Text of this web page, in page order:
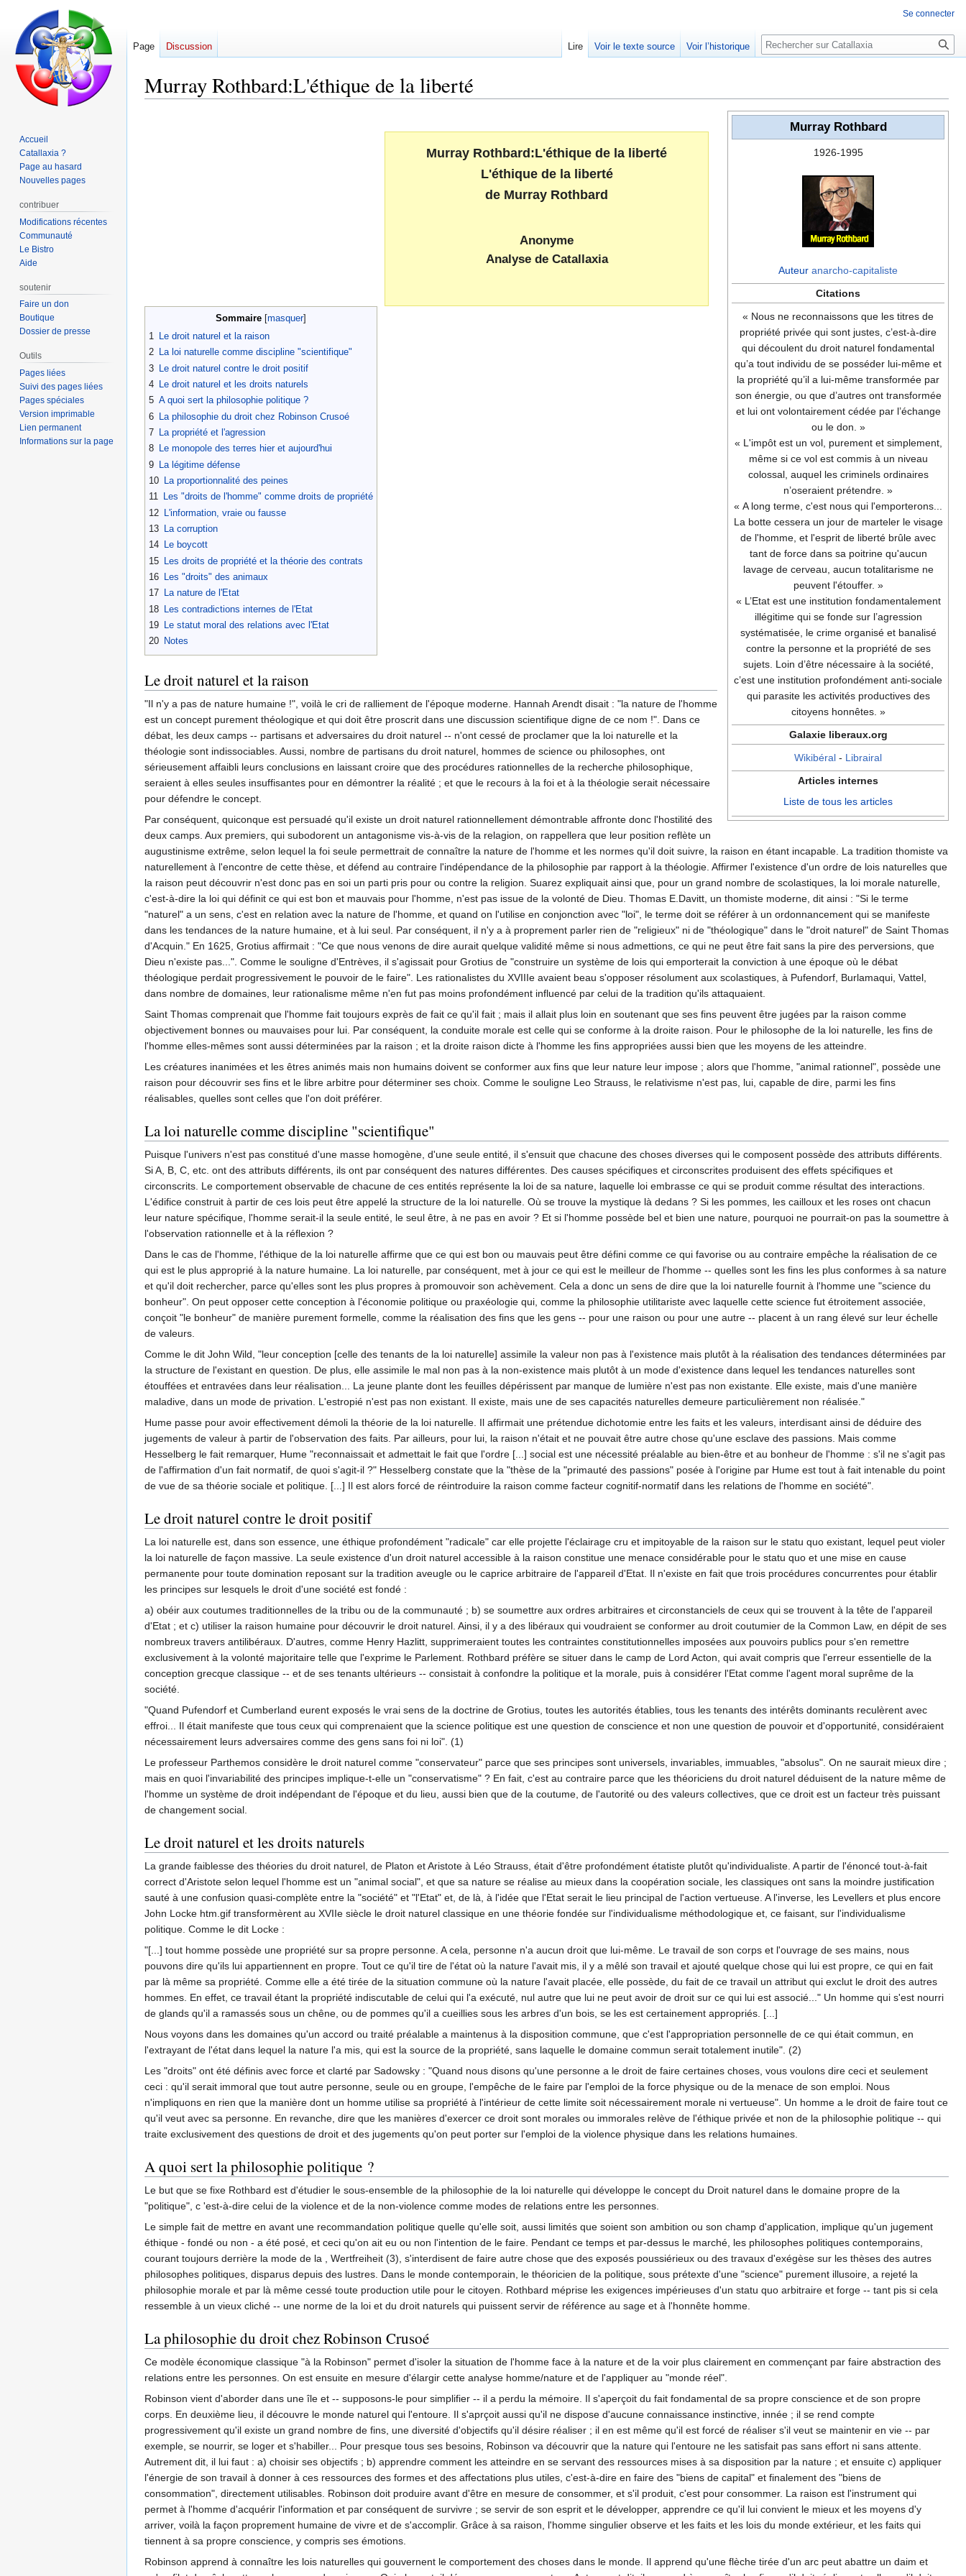
Murray Rothbard:L'éthique de la liberté
Murray Rothbard
1926-1995
Auteur anarcho-capitaliste
Citations
« Nous ne reconnaissons que les titres de
propriété privée qui sont justes, c’est-à-dire
qui découlent du droit naturel fondamental
qu’a tout individu de se posséder lui-même et
la propriété qu’il a lui-même transformée par
son énergie, ou que d’autres ont transformée
et lui ont volontairement cédée par l’échange
ou le don. »
« L'impôt est un vol, purement et simplement,
même si ce vol est commis à un niveau
colossal, auquel les criminels ordinaires
n’oseraient prétendre. »
« A long terme, c'est nous qui l'emporterons...
La botte cessera un jour de marteler le visage
de l'homme, et l'esprit de liberté brûle avec
tant de force dans sa poitrine qu'aucun
lavage de cerveau, aucun totalitarisme ne
peuvent l'étouffer. »
« L’Etat est une institution fondamentalement
illégitime qui se fonde sur l’agression
systématisée, le crime organisé et banalisé
contre la personne et la propriété de ses
sujets. Loin d’être nécessaire à la société,
c’est une institution profondément anti-sociale
qui parasite les activités productives des
citoyens honnêtes. »
Galaxie liberaux.org
Wikibéral - Librairal
Articles internes
Liste de tous les articles
Murray Rothbard:L'éthique de la liberté
L'éthique de la liberté
de Murray Rothbard
Anonyme
Analyse de Catallaxia
Sommaire
1 Le droit naturel et la raison
2 La loi naturelle comme discipline "scientifique"
3 Le droit naturel contre le droit positif
4
Le droit naturel et les droits naturels
5 A quoi sert la philosophie politique ?
6 La philosophie du droit chez Robinson Crusoé
7
La propriété et l'agression
8 Le monopole des terres hier et aujourd'hui
9 La légitime défense
10
La proportionnalité des peines
11 Les "droits de l'homme" comme droits de propriété
12 L'information, vraie ou fausse
13
La corruption
14 Le boycott
15 Les droits de propriété et la théorie des contrats
16
Les "droits" des animaux
17 La nature de l'Etat
18 Les contradictions internes de l'Etat
19
Le statut moral des relations avec l'Etat
20 Notes
Le droit naturel et la raison
"Il n'y a pas de nature humaine !", voilà le cri de ralliement de l'époque moderne. Hannah Arendt disait : "la nature de l'homme
est un concept purement théologique et qui doit être proscrit dans une discussion scientifique digne de ce nom !". Dans ce
débat, les deux camps -- partisans et adversaires du droit naturel -- n'ont cessé de proclamer que la loi naturelle et la
théologie sont indissociables. Aussi, nombre de partisans du droit naturel, hommes de science ou philosophes, ont
sérieusement affaibli leurs conclusions en laissant croire que des procédures rationnelles de la recherche philosophique,
seraient à elles seules insuffisantes pour en démontrer la réalité ; et que le recours à la foi et à la théologie serait nécessaire
pour défendre le concept.
Par conséquent, quiconque est persuadé qu'il existe un droit naturel rationnellement démontrable affronte donc l'hostilité des
deux camps. Aux premiers, qui subodorent un antagonisme vis-à-vis de la relagion, on rappellera que leur position reflète un
augustinisme extrême, selon lequel la foi seule permettrait de connaître la nature de l'homme et les normes qu'il doit suivre, la raison en étant incapable. La tradition thomiste va
naturellement à l'encontre de cette thèse, et défend au contraire l'indépendance de la philosophie par rapport à la théologie. Affirmer l'existence d'un ordre de lois naturelles que
la raison peut découvrir n'est donc pas en soi un parti pris pour ou contre la religion. Suarez expliquait ainsi que, pour un grand nombre de scolastiques, la loi morale naturelle,
c'est-à-dire la loi qui définit ce qui est bon et mauvais pour l'homme, n'est pas issue de la volonté de Dieu. Thomas E.Davitt, un thomiste moderne, dit ainsi : "Si le terme
"naturel" a un sens, c'est en relation avec la nature de l'homme, et quand on l'utilise en conjonction avec "loi", le terme doit se référer à un ordonnancement qui se manifeste
dans les tendances de la nature humaine, et à lui seul. Par conséquent, il n'y a à proprement parler rien de "religieux" ni de "théologique" dans le "droit naturel" de Saint Thomas
d'Acquin." En 1625, Grotius affirmait : "Ce que nous venons de dire aurait quelque validité même si nous admettions, ce qui ne peut être fait sans la pire des perversions, que
Dieu n'existe pas...". Comme le souligne d'Entrèves, il s'agissait pour Grotius de "construire un système de lois qui emporterait la conviction à une époque où le débat
théologique perdait progressivement le pouvoir de le faire". Les rationalistes du XVIIIe avaient beau s'opposer résolument aux scolastiques, à Pufendorf, Burlamaqui, Vattel,
dans nombre de domaines, leur rationalisme même n'en fut pas moins profondément influencé par celui de la tradition qu'ils attaquaient.
Saint Thomas comprenait que l'homme fait toujours exprès de fait ce qu'il fait ; mais il allait plus loin en soutenant que ses fins peuvent être jugées par la raison comme
objectivement bonnes ou mauvaises pour lui. Par conséquent, la conduite morale est celle qui se conforme à la droite raison. Pour le philosophe de la loi naturelle, les fins de
l'homme elles-mêmes sont aussi déterminées par la raison ; et la droite raison dicte à l'homme les fins appropriées aussi bien que les moyens de les atteindre.
Les créatures inanimées et les êtres animés mais non humains doivent se conformer aux fins que leur nature leur impose ; alors que l'homme, "animal rationnel", possède une
raison pour découvrir ses fins et le libre arbitre pour déterminer ses choix. Comme le souligne Leo Strauss, le relativisme n'est pas, lui, capable de dire, parmi les fins
réalisables, quelles sont celles que l'on doit préférer.
La loi naturelle comme discipline "scientifique"
Puisque l'univers n'est pas constitué d'une masse homogène, d'une seule entité, il s'ensuit que chacune des choses diverses qui le composent possède des attributs différents.
Si A, B, C, etc. ont des attributs différents, ils ont par conséquent des natures différentes. Des causes spécifiques et circonscrites produisent des effets spécifiques et
circonscrits. Le comportement observable de chacune de ces entités représente la loi de sa nature, laquelle loi embrasse ce qui se produit comme résultat des interactions.
L'édifice construit à partir de ces lois peut être appelé la structure de la loi naturelle. Où se trouve la mystique là dedans ? Si les pommes, les cailloux et les roses ont chacun
leur nature spécifique, l'homme serait-il la seule entité, le seul être, à ne pas en avoir ? Et si l'homme possède bel et bien une nature, pourquoi ne pourrait-on pas la soumettre à
l'observation rationnelle et à la réflexion ?
Dans le cas de l'homme, l'éthique de la loi naturelle affirme que ce qui est bon ou mauvais peut être défini comme ce qui favorise ou au contraire empêche la réalisation de ce
qui est le plus approprié à la nature humaine. La loi naturelle, par conséquent, met à jour ce qui est le meilleur de l'homme -- quelles sont les fins les plus conformes à sa nature
et qu'il doit rechercher, parce qu'elles sont les plus propres à promouvoir son achèvement. Cela a donc un sens de dire que la loi naturelle fournit à l'homme une "science du
bonheur". On peut opposer cette conception à l'économie politique ou praxéologie qui, comme la philosophie utilitariste avec laquelle cette science fut étroitement associée,
conçoit "le bonheur" de manière purement formelle, comme la réalisation des fins que les gens -- pour une raison ou pour une autre -- placent à un rang élevé sur leur échelle
de valeurs.
Comme le dit John Wild, "leur conception [celle des tenants de la loi naturelle] assimile la valeur non pas à l'existence mais plutôt à la réalisation des tendances déterminées par
la structure de l'existant en question. De plus, elle assimile le mal non pas à la non-existence mais plutôt à un mode d'existence dans lequel les tendances naturelles sont
étouffées et entravées dans leur réalisation... La jeune plante dont les feuilles dépérissent par manque de lumière n'est pas non existante. Elle existe, mais d'une manière
maladive, dans un mode de privation. L'estropié n'est pas non existant. Il existe, mais une de ses capacités naturelles demeure particulièrement non réalisée."
Hume passe pour avoir effectivement démoli la théorie de la loi naturelle. Il affirmait une prétendue dichotomie entre les faits et les valeurs, interdisant ainsi de déduire des
jugements de valeur à partir de l'observation des faits. Par ailleurs, pour lui, la raison n'était et ne pouvait être autre chose qu'une esclave des passions. Mais comme
Hesselberg le fait remarquer, Hume "reconnaissait et admettait le fait que l'ordre [...] social est une nécessité préalable au bien-être et au bonheur de l'homme : s'il ne s'agit pas
de l'affirmation d'un fait normatif, de quoi s'agit-il ?" Hesselberg constate que la "thèse de la "primauté des passions" posée à l'origine par Hume est tout à fait intenable du point
de vue de sa théorie sociale et politique. [...] Il est alors forcé de réintroduire la raison comme facteur cognitif-normatif dans les relations de l'homme en société".
Le droit naturel contre le droit positif
La loi naturelle est, dans son essence, une éthique profondément "radicale" car elle projette l'éclairage cru et impitoyable de la raison sur le statu quo existant, lequel peut violer
la loi naturelle de façon massive. La seule existence d'un droit naturel accessible à la raison constitue une menace considérable pour le statu quo et une mise en cause
permanente pour toute domination reposant sur la tradition aveugle ou le caprice arbitraire de l'appareil d'Etat. Il n'existe en fait que trois procédures concurrentes pour établir
les principes sur lesquels le droit d'une société est fondé :
a) obéir aux coutumes traditionnelles de la tribu ou de la communauté ; b) se soumettre aux ordres arbitraires et circonstanciels de ceux qui se trouvent à la tête de l'appareil
d'Etat ; et c) utiliser la raison humaine pour découvrir le droit naturel. Ainsi, il y a des libéraux qui voudraient se conformer au droit coutumier de la Common Law, en dépit de ses
nombreux travers antilibéraux. D'autres, comme Henry Hazlitt, supprimeraient toutes les contraintes constitutionnelles imposées aux pouvoirs publics pour s'en remettre
exclusivement à la volonté majoritaire telle que l'exprime le Parlement. Rothbard préfère se situer dans le camp de Lord Acton, qui avait compris que l'erreur essentielle de la
conception grecque classique -- et de ses tenants ultérieurs -- consistait à confondre la politique et la morale, puis à considérer l'Etat comme l'agent moral suprême de la
société.
"Quand Pufendorf et Cumberland eurent exposés le vrai sens de la doctrine de Grotius, toutes les autorités établies, tous les tenants des intérêts dominants reculèrent avec
effroi... Il était manifeste que tous ceux qui comprenaient que la science politique est une question de conscience et non une question de pouvoir et d'opportunité, considéraient
nécessairement leurs adversaires comme des gens sans foi ni loi". (1)
Le professeur Parthemos considère le droit naturel comme "conservateur" parce que ses principes sont universels, invariables, immuables, "absolus". On ne saurait mieux dire ;
mais en quoi l'invariabilité des principes implique-t-elle un "conservatisme" ? En fait, c'est au contraire parce que les théoriciens du droit naturel déduisent de la nature même de
l'homme un système de droit indépendant de l'époque et du lieu, aussi bien que de la coutume, de l'autorité ou des valeurs collectives, que ce droit est un facteur très puissant
de changement social.
Le droit naturel et les droits naturels
La grande faiblesse des théories du droit naturel, de Platon et Aristote à Léo Strauss, était d'être profondément étatiste plutôt qu'individualiste. A partir de l'énoncé tout-à-fait
correct d'Aristote selon lequel l'homme est un "animal social", et que sa nature se réalise au mieux dans la coopération sociale, les classiques ont sans la moindre justification
sauté à une confusion quasi-complète entre la "société" et "l'Etat" et, de là, à l'idée que l'Etat serait le lieu principal de l'action vertueuse. A l'inverse, les Levellers et plus encore
John Locke htm.gif transformèrent au XVIIe siècle le droit naturel classique en une théorie fondée sur l'individualisme méthodologique et, ce faisant, sur l'individualisme
politique. Comme le dit Locke :
"[...] tout homme possède une propriété sur sa propre personne. A cela, personne n'a aucun droit que lui-même. Le travail de son corps et l'ouvrage de ses mains, nous
pouvons dire qu'ils lui appartiennent en propre. Tout ce qu'il tire de l'état où la nature l'avait mis, il y a mêlé son travail et ajouté quelque chose qui lui est propre, ce qui en fait
par là même sa propriété. Comme elle a été tirée de la situation commune où la nature l'avait placée, elle possède, du fait de ce travail un attribut qui exclut le droit des autres
hommes. En effet, ce travail étant la propriété indiscutable de celui qui l'a exécuté, nul autre que lui ne peut avoir de droit sur ce qui lui est associé..." Un homme qui s'est nourri
de glands qu'il a ramassés sous un chêne, ou de pommes qu'il a cueillies sous les arbres d'un bois, se les est certainement appropriés. [...]
Nous voyons dans les domaines qu'un accord ou traité préalable a maintenus à la disposition commune, que c'est l'appropriation personnelle de ce qui était commun, en
l'extrayant de l'état dans lequel la nature l'a mis, qui est la source de la propriété, sans laquelle le domaine commun serait totalement inutile". (2)
Les "droits" ont été définis avec force et clarté par Sadowsky : "Quand nous disons qu'une personne a le droit de faire certaines choses, vous voulons dire ceci et seulement
ceci : qu'il serait immoral que tout autre personne, seule ou en groupe, l'empêche de le faire par l'emploi de la force physique ou de la menace de son emploi. Nous
n'impliquons en rien que la manière dont un homme utilise sa propriété à l'intérieur de cette limite soit nécessairement morale ni vertueuse". Un homme a le droit de faire tout ce
qu'il veut avec sa personne. En revanche, dire que les manières d'exercer ce droit sont morales ou immorales relève de l'éthique privée et non de la philosophie politique -- qui
traite exclusivement des questions de droit et des jugements qu'on peut porter sur l'emploi de la violence physique dans les relations humaines.
A quoi sert la philosophie politique ?
Le but que se fixe Rothbard est d'étudier le sous-ensemble de la philosophie de la loi naturelle qui développe le concept du Droit naturel dans le domaine propre de la
"politique", c 'est-à-dire celui de la violence et de la non-violence comme modes de relations entre les personnes.
Le simple fait de mettre en avant une recommandation politique quelle qu'elle soit, aussi limités que soient son ambition ou son champ d'application, implique qu'un jugement
éthique - fondé ou non - a été posé, et ceci qu'on ait eu ou non l'intention de le faire. Pendant ce temps et par-dessus le marché, les philosophes politiques contemporains,
courant toujours derrière la mode de la , Wertfreiheit (3), s'interdisent de faire autre chose que des exposés poussiérieux ou des travaux d'exégèse sur les thèses des autres
philosophes politiques, disparus depuis des lustres. Dans le monde contemporain, le théoricien de la politique, sous prétexte d'une "science" purement illusoire, a rejeté la
philosophie morale et par là même cessé toute production utile pour le citoyen. Rothbard méprise les exigences impérieuses d'un statu quo arbitraire et forge -- tant pis si cela
ressemble à un vieux cliché -- une norme de la loi et du droit naturels qui puissent servir de référence au sage et à l'honnête homme.
La philosophie du droit chez Robinson Crusoé
Ce modèle économique classique "à la Robinson" permet d'isoler la situation de l'homme face à la nature et de la voir plus clairement en commençant par faire abstraction des
relations entre les personnes. On est ensuite en mesure d'élargir cette analyse homme/nature et de l'appliquer au "monde réel".
Robinson vient d'aborder dans une île et -- supposons-le pour simplifier -- il a perdu la mémoire. Il s'aperçoit du fait fondamental de sa propre conscience et de son propre
corps. En deuxième lieu, il découvre le monde naturel qui l'entoure. Il s'aprçoit aussi qu'il ne dispose d'aucune connaissance instinctive, innée ; il se rend compte
progressivement qu'il existe un grand nombre de fins, une diversité d'objectifs qu'il désire réaliser ; il en est même qu'il est forcé de réaliser s'il veut se maintenir en vie -- par
exemple, se nourrir, se loger et s'habiller... Pour presque tous ses besoins, Robinson va découvrir que la nature qui l'entoure ne les satisfait pas sans effort ni sans attente.
Autrement dit, il lui faut : a) choisir ses objectifs ; b) apprendre comment les atteindre en se servant des ressources mises à sa disposition par la nature ; et ensuite c) appliquer
l'énergie de son travail à donner à ces ressources des formes et des affectations plus utiles, c'est-à-dire en faire des "biens de capital" et finalement des "biens de
consommation", directement utilisables. Robinson doit produire avant d'être en mesure de consommer, et s'il produit, c'est pour consommer. La raison est l'instrument qui
permet à l'homme d'acquérir l'information et par conséquent de survivre ; se servir de son esprit et le développer, apprendre ce qu'il lui convient le mieux et les moyens d'y
arriver, voilà la façon proprement humaine de vivre et de s'accomplir. Grâce à sa raison, l'homme singulier observe et les faits et les lois du monde extérieur, et les faits qui
tiennent à sa propre conscience, y compris ses émotions.
Robinson apprend à connaître les lois naturelles qui gouvernent le comportement des choses dans le monde. Il apprend qu'une flèche tirée d'un arc peut abattre un daim et
Se connecter
Page Discussion Lire Voir le texte source Voir l’historique Rechercher
Accueil
Catallaxia ?
Page au hasard
Nouvelles pages
contribuer
Modifications récentes
Communauté
Le Bistro
Aide
soutenir
Faire un don
Boutique
Dossier de presse
Outils
Pages liées
Suivi des pages liées
Pages spéciales
Version imprimable
Lien permanent
Informations sur la page